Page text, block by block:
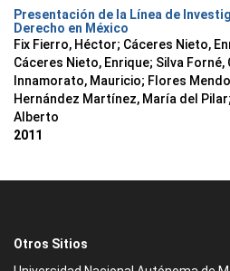
Presentación de la Línea de
Derecho en México
Fix Fierro, Héctor; Cáceres Nieto,
Cáceres Nieto, Enrique; Silva Forné,
Innamorato, Mauricio; Flores
Hernández Martínez, María del Pilar;
Alberto
2011
Otros Sitios